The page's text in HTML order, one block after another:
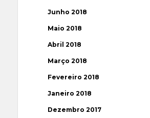
Junho 2018
Maio 2018
Abril 2018
Março 2018
Fevereiro 2018
Janeiro 2018
Dezembro 2017